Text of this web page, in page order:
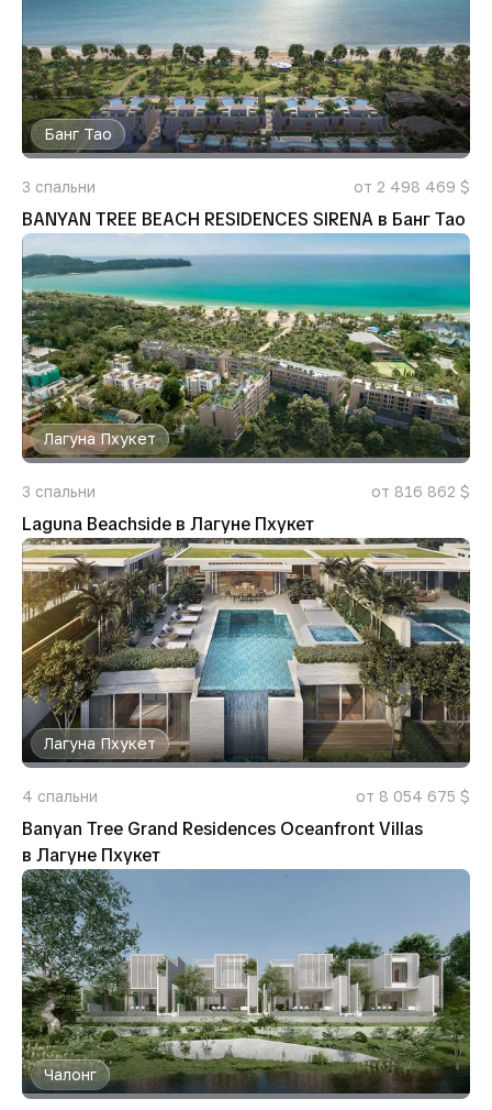
Банг Тао
3 спальни от 2 498 469 $
BANYAN TREE BEACH RESIDENCES SIRENA в Банг Тао
Лагуна Пхукет
3 спальни от 816 862 $
Laguna Beachside в Лагуне Пхукет
Лагуна Пхукет
4 спальни от 8 054 675 $
Banyan Tree Grand Residences Oceanfront Villas
в Лагуне Пхукет
Чалонг